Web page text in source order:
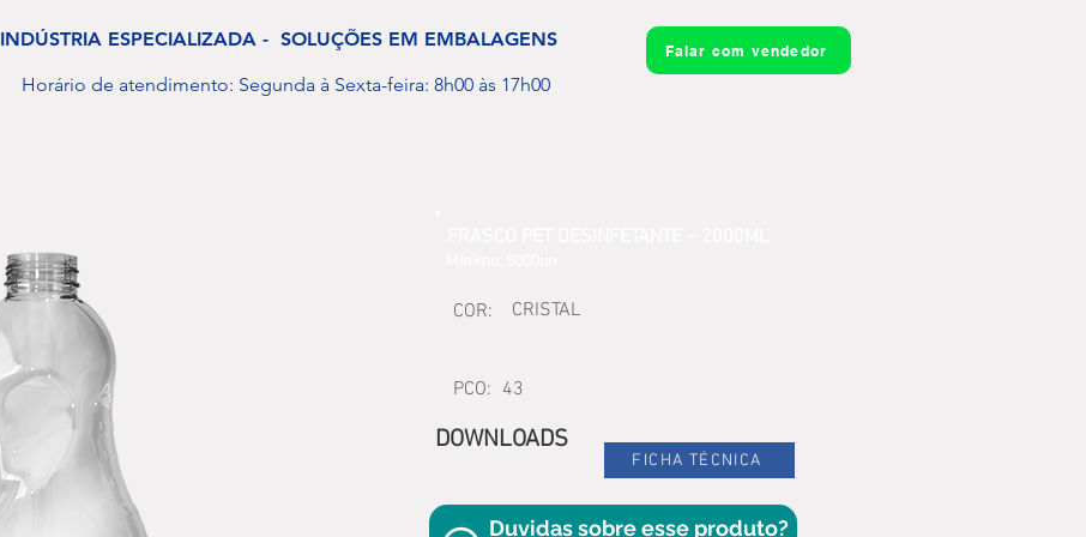
INDÚSTRIA ESPECIALIZADA - SOLUÇÕES EM EMBALAGENS
Horário de atendimento: Segunda à Sexta-feira: 8h00 às 17h00
Falar com vendedor
COR:
PCO: 43
DOWNLOADS
CRISTAL
FICHA TÉCNICA
Duvidas sobre esse produto?